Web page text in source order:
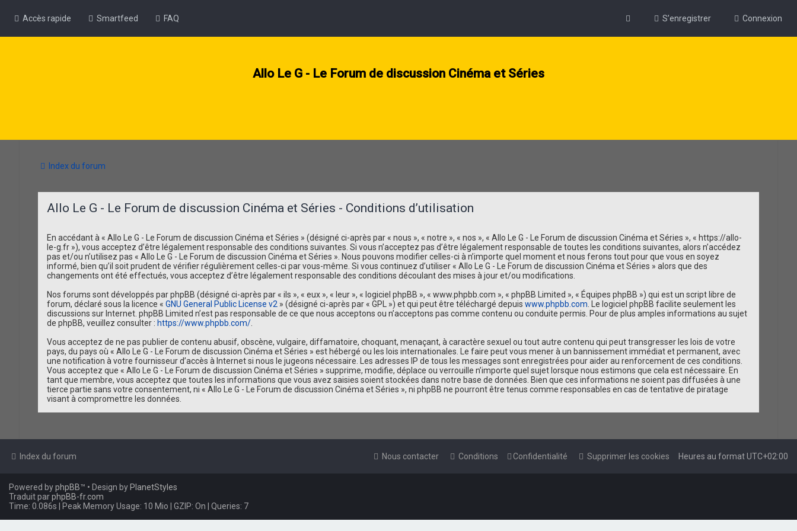
Accès rapide Smartfeed FAQ Connexion
S’enregistrer
Allo Le G - Le Forum de discussion Cinéma et Séries
Index du forum
Allo Le G - Le Forum de discussion Cinéma et Séries - Conditions d’utilisation
En accédant à « Allo Le G - Le Forum de discussion Cinéma et Séries » (désigné ci-après par « nous », « notre », « nos », « Allo Le G - Le Forum de discussion Cinéma et Séries », « https://allo-
le-g.fr »), vous acceptez d’être légalement responsable des conditions suivantes. Si vous n’acceptez pas d’être légalement responsable de toutes les conditions suivantes, alors n’accédez
pas et/ou n’utilisez pas « Allo Le G - Le Forum de discussion Cinéma et Séries ». Nous pouvons modifier celles-ci à n’importe quel moment et nous ferons tout pour que vous en soyez
informé, bien qu’il soit prudent de vérifier régulièrement celles-ci par vous-même. Si vous continuez d’utiliser « Allo Le G - Le Forum de discussion Cinéma et Séries » alors que des
changements ont été effectués, vous acceptez d’être légalement responsable des conditions découlant des mises à jour et/ou modifications.
Nos forums sont développés par phpBB (désigné ci-après par « ils », « eux », « leur », « logiciel phpBB », « www.phpbb.com », « phpBB Limited », « Équipes phpBB ») qui est un script libre de
forum, déclaré sous la licence « GNU General Public License v2 » (désigné ci-après par « GPL ») et qui peut être téléchargé depuis www.phpbb.com . Le logiciel phpBB facilite seulement les
discussions sur Internet. phpBB Limited n’est pas responsable de ce que nous acceptons ou n’acceptons pas comme contenu ou conduite permis. Pour de plus amples informations au sujet
de phpBB, veuillez consulter : https://www.phpbb.com/.
Vous acceptez de ne pas publier de contenu abusif, obscène, vulgaire, diffamatoire, choquant, menaçant, à caractère sexuel ou tout autre contenu qui peut transgresser les lois de votre
pays, du pays où « Allo Le G - Le Forum de discussion Cinéma et Séries » est hébergé ou les lois internationales. Le faire peut vous mener à un bannissement immédiat et permanent, avec
une notification à votre fournisseur d’accès à Internet si nous le jugeons nécessaire. Les adresses IP de tous les messages sont enregistrées pour aider au renforcement de ces conditions.
Vous acceptez que « Allo Le G - Le Forum de discussion Cinéma et Séries » supprime, modifie, déplace ou verrouille n’importe quel sujet lorsque nous estimons que cela est nécessaire. En
tant que membre, vous acceptez que toutes les informations que vous avez saisies soient stockées dans notre base de données. Bien que ces informations ne soient pas diffusées à une
tierce partie sans votre consentement, ni « Allo Le G - Le Forum de discussion Cinéma et Séries », ni phpBB ne pourront être tenus comme responsables en cas de tentative de piratage
visant à compromettre les données.
Index du forum Heures au formatUTC+02:00
Supprimer les cookies
Confidentialité
Conditions
Nous contacter
Powered byphpBB™ • Design by PlanetStyles
Traduit parphpBB-fr.com
Time: 0.086s | Peak Memory Usage: 10 Mio | GZIP: On | Queries: 7